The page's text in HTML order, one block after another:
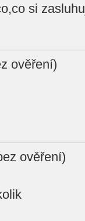
si
ověření)
ověření)